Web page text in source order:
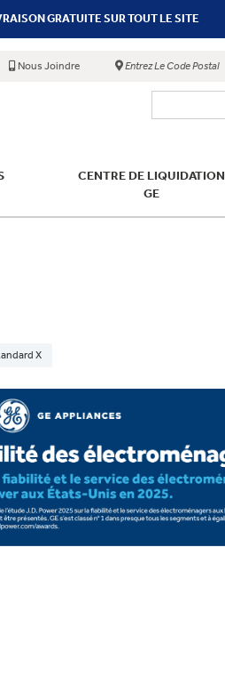
GRATUITE SUR TOUT LE SITE
Nous Joindre Entrez Le Code Postal
CENTRE DE LIQUIDATION
GE
X